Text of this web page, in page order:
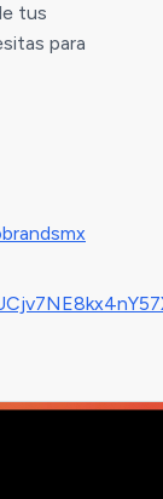
tus
para